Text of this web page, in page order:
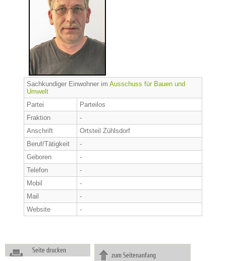
Sachkundiger Einwohner im Ausschuss für Bauen und
Umwelt
Partei
Parteilos
Fraktion
-
Anschrift
Ortsteil Zühlsdorf
Beruf/Tätigkeit
-
Geboren
-
Telefon
-
Mobil
-
Mail
-
Website
-
Seite drucken
zum Seitenanfang